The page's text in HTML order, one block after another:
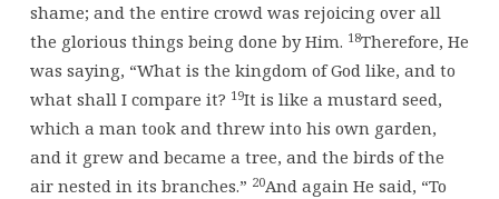
shame; and the entire crowd was rejoicing over all
the glorious things being done by Him. 18Therefore, He
was saying, “What is the kingdom of God like, and to
what shall I compare it? 19It is like a mustard seed,
which a man took and threw into his own garden,
and it grew and became a tree, and the birds of the
air nested in its branches.” 20And again He said, “To